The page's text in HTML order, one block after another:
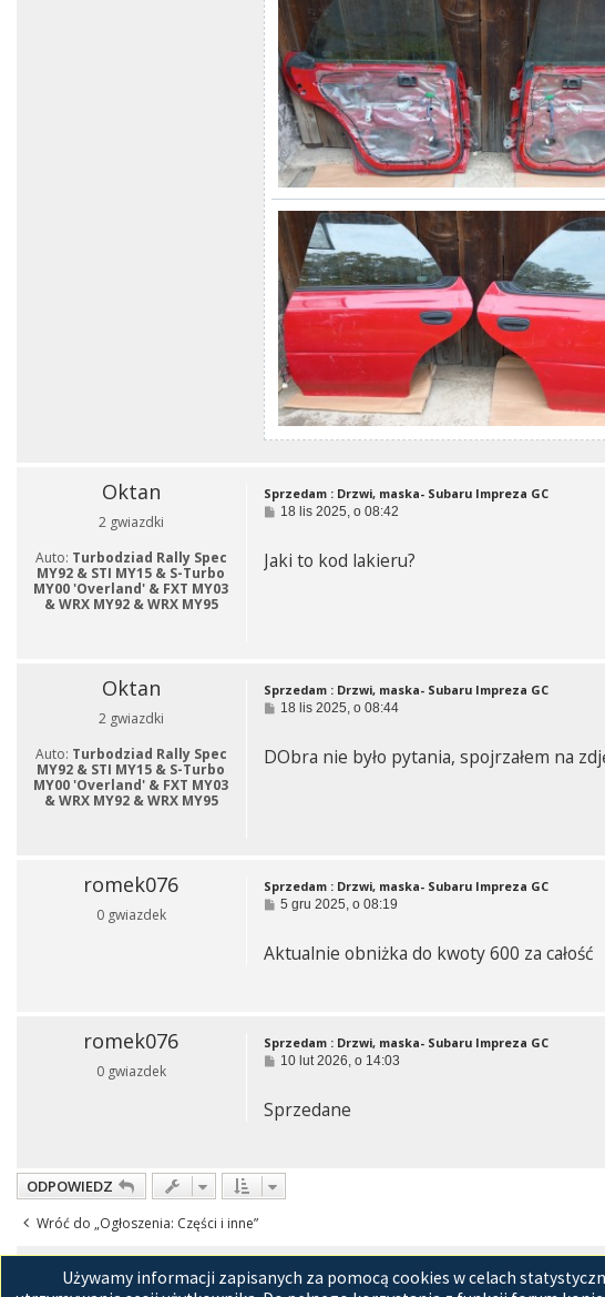
Oktan
2 gwiazdki
Auto: Turbodziad Rally Spec
MY92 & STI MY15 & S-Turbo
MY00 'Overland' & FXT MY03
& WRX MY92 & WRX MY95
Sprzedam : Drzwi, maska- Subaru Impreza GC
P
t
18 lis 2025, o 08:42
Jaki to kod lakieru?
Oktan
2 gwiazdki
Auto: Turbodziad Rally Spec
MY92 & STI MY15 & S-Turbo
MY00 'Overland' & FXT MY03
& WRX MY92 & WRX MY95
Sprzedam : Drzwi, maska- Subaru Impreza GC
P
t
18 lis 2025, o 08:44
DObra nie było pytania, spojrzałem na
romek076
0 gwiazdek
Sprzedam : Drzwi, maska- Subaru Impreza GC
P
t
5 gru 2025, o 08:19
Aktualnie obniżka do kwoty 600 za całość
romek076
0 gwiazdek
Sprzedam : Drzwi, maska- Subaru Impreza GC
P
t
10 lut 2026, o 14:03
Sprzedane
ODPOWIEDZ
Wróć do „Ogłoszenia: Części i inne”
Używamy informacji zapisanych za pomocą cookies w celach
Strona główna Kontakt z nami